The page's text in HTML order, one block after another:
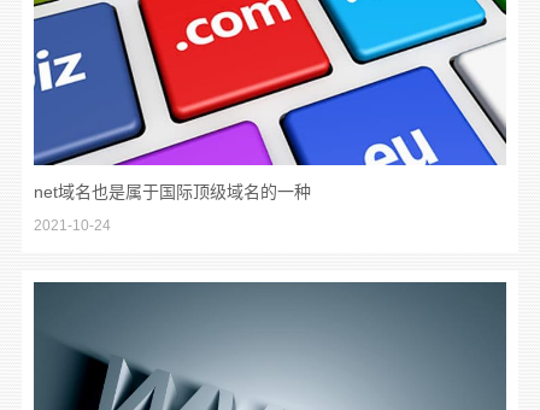
net域名也是属于国际顶级域名的一种
2021-10-24